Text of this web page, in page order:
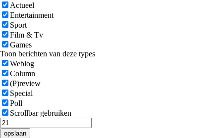
Actueel
Entertainment
Sport
Film & Tv
Games
Toon berichten van deze types
Weblog
Column
(P)review
Special
Poll
Scrollbar gebruiken
opslaan